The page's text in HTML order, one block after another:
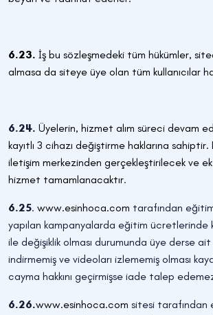
6.23. İş bu sözleşmedeki tüm hükümler,
almasa da siteye üye olan tüm kullanıcılar
6.24. Üyelerin, hizmet alım süreci devam
kayıtlı 3 cihazı değiştirme haklarına sahiptir.
iletişim merkezinden gerçekleştirilecek ve
hizmet tamamlanacaktır.
6.25. www.esinhoca.com tarafından
yapılan kampanyalarda eğitim ücretlerinde
ile değişiklik olması durumunda üye derse
indirmemiş ve videoları izlememiş olması
cayma hakkını geçirmişse iade talep
6.26.www.esinhoca.com sitesi tarafından